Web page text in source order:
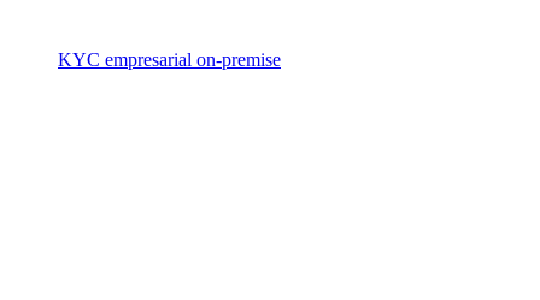
KYC empresarial on-premise